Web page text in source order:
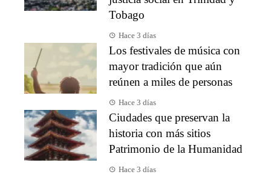
Tobago
Hace 3 días
Los festivales de música con
mayor tradición que aún
reúnen a miles de personas
Hace 3 días
Ciudades que preservan la
historia con más sitios
Patrimonio de la Humanidad
Hace 3 días